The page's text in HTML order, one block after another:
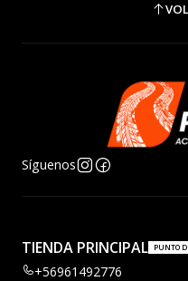
Síguenos
TIENDA PRINCIPAL PUNTO
+56961492776